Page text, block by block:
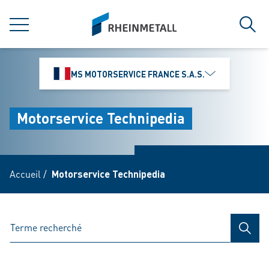
MENU
siteLogo
MS MOTORSERVICE FRANCE S.A.S.
Motorservice Technipedia
Accueil / Motorservice Technipedia